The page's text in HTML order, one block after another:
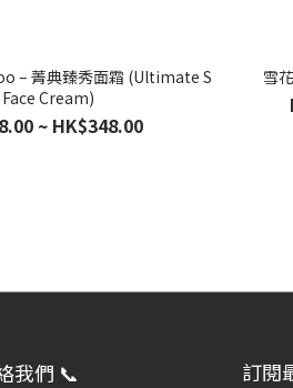
– 菁典臻秀面霜 (Ultimate S
Face Cream)
~ HK$348.00
雪
我們 📞 訂閱